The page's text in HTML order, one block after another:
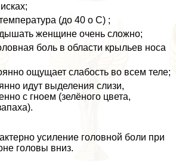
(до 40 о С) ;
женщине очень сложно;
боль в области крыльев носа
ощущает слабость во всем теле;
идут выделения слизи,
с гноем (зелёного цвета,
усиление головной боли при
головы вниз.